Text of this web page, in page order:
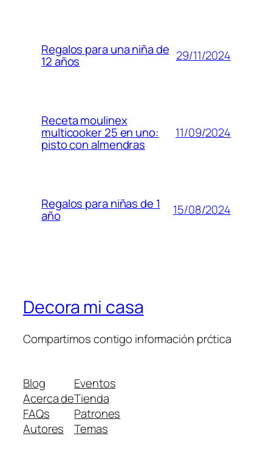
Regalos para una niña de
12 años 29/11/2024
Receta moulinex
multicooker 25 en uno:
pisto con almendras
11/09/2024
Regalos para niñas de 1
año 15/08/2024
Decora mi casa
Compartimos contigo información prćtica
Blog
Acerca de
FAQs
Autores
Eventos
Tienda
Patrones
Temas